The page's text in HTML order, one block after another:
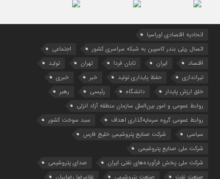
اتحادیه اقتصادی اوراسیا
اتصال ریلی بندر کاسپین به شبکه سراسری کشور
اجتماعی
اقتصاد
ایران تابان فردا تهران
تولید
تیراندازی
حفظ پایداری تولید خبر
خبری
خلق ارزش پایدار
دانشگاه رئیسی
رهبر
روابط عمومی و امور بین‌الملل سازمان منطقه آزاد انزلی
روابط عمومی گروه سرمایه‌گذاری اهداف
سبد سوخت کشور
سیاسی
شرکت صنایع پتروشیمی خلیج فارس
شرکت ملی صنایع پتروشیمی
شرکت ملی پخش فرآورده‌های نفتی ایران
صدای پتروشیمی
صنعت نفت
صنعت پتروشیمی غلامرضا رضاییان